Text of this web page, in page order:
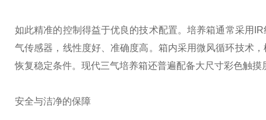
如此精准的控制得益于优良的技术配置。培养箱通常采用
气传感器，线性度好、准确度高。箱内采用微风循环技术
恢复稳定条件。现代三气培养箱还普遍配备大尺寸彩色触
安全与洁净的保障